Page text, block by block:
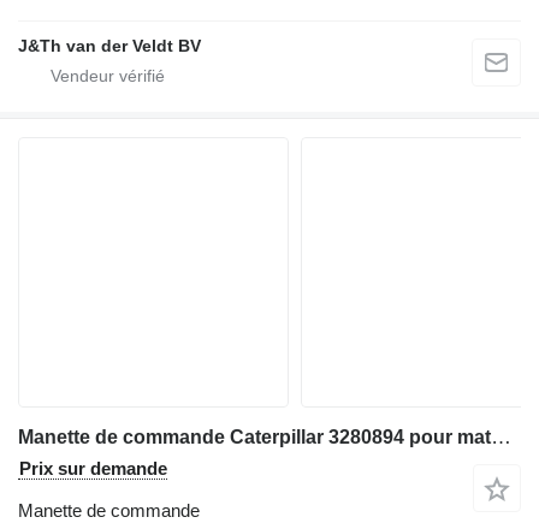
J&Th van der Veldt BV
Manette de commande Caterpillar 3280894 pour matériel de TP Caterpillar D9 D6N D6T D8T D9T D6TXL D6TXW D6NLPG D6TLGP
Prix sur demande
Manette de commande